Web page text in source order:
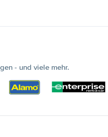
- und viele mehr.